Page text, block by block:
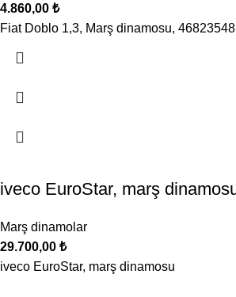
4.860,00 ₺
Fiat Doblo 1,3, Marş dinamosu, 46823548
iveco EuroStar, marş
Marş dinamolar
29.700,00 ₺
iveco EuroStar, marş dinamosu